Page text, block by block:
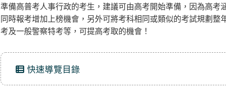
準備高普考人事行政的考生，建議可由高考開始準備，因為高
同時報考增加上榜機會，另外可將考科相同或類似的考試規劃
考及一般警察特考等，可提高考取的機會！
快速導覽目錄